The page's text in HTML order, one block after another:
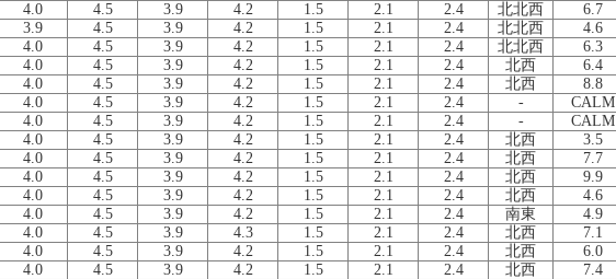
4.0 4.5 3.9 4.2 1.5 2.1 2.4 北北西 6.7
3.9 4.5 3.9 4.2 1.5 2.1 2.4 北北西 4.6
4.0 4.5 3.9 4.2 1.5 2.1 2.4 北北西 6.3
4.0 4.5 3.9 4.2 1.5 2.1 2.4 北西 6.4
4.0 4.5 3.9 4.2 1.5 2.1 2.4 北西 8.8
4.0 4.5 3.9 4.2 1.5 2.1 2.4 - CALM
4.0 4.5 3.9 4.2 1.5 2.1 2.4 - CALM
4.0 4.5 3.9 4.2 1.5 2.1 2.4 北西 3.5
4.0 4.5 3.9 4.2 1.5 2.1 2.4 北西 7.7
4.0 4.5 3.9 4.2 1.5 2.1 2.4 北西 9.9
4.0 4.5 3.9 4.2 1.5 2.1 2.4 北西 4.6
4.0 4.5 3.9 4.2 1.5 2.1 2.4 南東 4.9
4.0 4.5 3.9 4.3 1.5 2.1 2.4 北西 7.1
4.0 4.5 3.9 4.2 1.5 2.1 2.4 北西 6.0
4.0 4.5 3.9 4.2 1.5 2.1 2.4 北西 7.4